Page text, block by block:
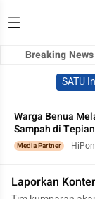
Breaking News
SATU
Warga Benua
Sampah di
Media Partner
Laporkan